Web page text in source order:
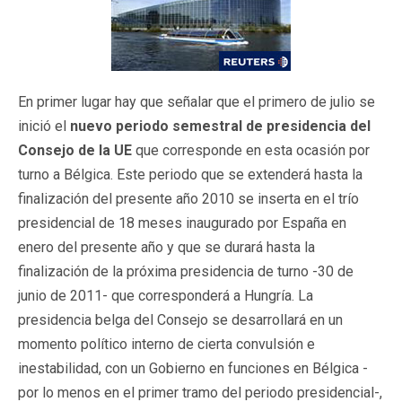
En primer lugar hay que señalar que el primero de julio se
inició el nuevo periodo semestral de presidencia del
Consejo de la UE que corresponde en esta ocasión por
turno a Bélgica. Este periodo que se extenderá hasta la
finalización del presente año 2010 se inserta en el trío
presidencial de 18 meses inaugurado por España en
enero del presente año y que se durará hasta la
finalización de la próxima presidencia de turno -30 de
junio de 2011- que corresponderá a Hungría. La
presidencia belga del Consejo se desarrollará en un
momento político interno de cierta convulsión e
inestabilidad, con un Gobierno en funciones en Bélgica -
por lo menos en el primer tramo del periodo presidencial-,